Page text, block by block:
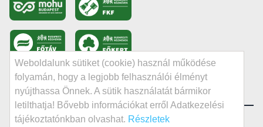
© Minden jog fenntartva | 2024 BKM BUDAPESTI
Weboldalunk sütiket (cookie) használ működése
folyamán, hogy a legjobb felhasználói élményt
nyújthassa Önnek. A sütik használatát bármikor
letilthatja! Bővebb információkat erről Adatkezelési
tájékoztatónkban olvashat. Részletek